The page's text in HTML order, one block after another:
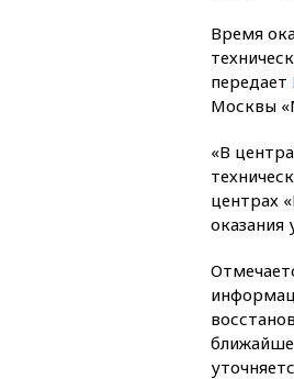
Время
передает
Москвы
«В
центрах
оказания